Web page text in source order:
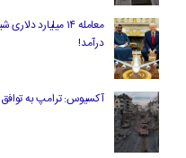
معامله ۱۴
درآمد!
آکسیوس: ترامپ به توافق آتش‌بس در